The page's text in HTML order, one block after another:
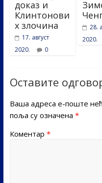
доказ и
Клинтонови
х злочина
17. август
2020.
0
28.
2020.
Оставите
Ваша адреса е-поште
поља су означена *
Коментар *